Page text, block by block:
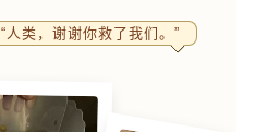
“人类，谢谢你救了我们。”